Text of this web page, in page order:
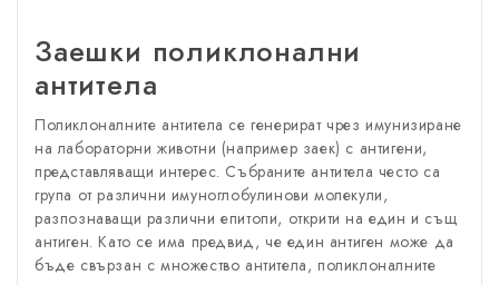
Заешки поликлонални
антитела
Поликлоналните антитела се генерират чрез имунизиране
на лабораторни животни (например заек) с антигени,
представляващи интерес. Събраните антитела често са
група от различни имуноглобулинови молекули,
разпознаващи различни епитопи, открити на един и същ
антиген. Като се има предвид, че един антиген може да
бъде свързан с множество антитела, поликлоналните